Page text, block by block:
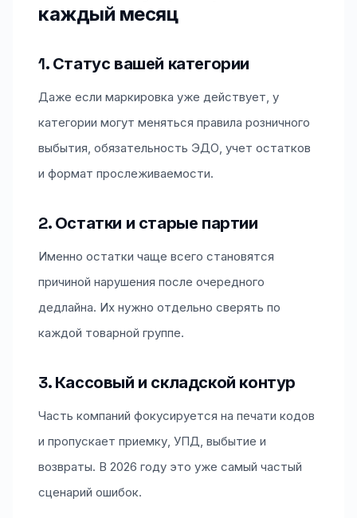
каждый месяц
1. Статус вашей категории
Даже если маркировка уже действует, у
категории могут меняться правила розничного
выбытия, обязательность ЭДО, учет остатков
и формат прослеживаемости.
2. Остатки и старые партии
Именно остатки чаще всего становятся
причиной нарушения после очередного
дедлайна. Их нужно отдельно сверять по
каждой товарной группе.
3. Кассовый и складской контур
Часть компаний фокусируется на печати кодов
и пропускает приемку, УПД, выбытие и
возвраты. В 2026 году это уже самый частый
сценарий ошибок.